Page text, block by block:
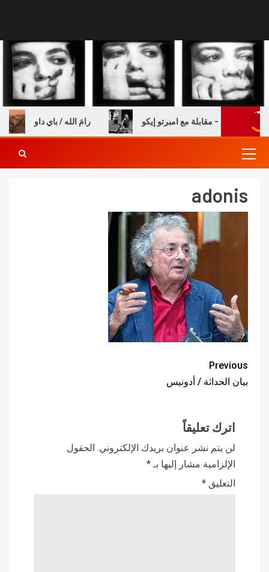
رامَ الله / باي داو والكتب – مقابلة مع امبرتو إيكو
adonis
Previous
بيان الحداثة / أدونيس
اترك تعليقاً
لن يتم نشر عنوان بريدك الإلكتروني. الحقول
الإلزامية مشار إليها بـ*
التعليق *